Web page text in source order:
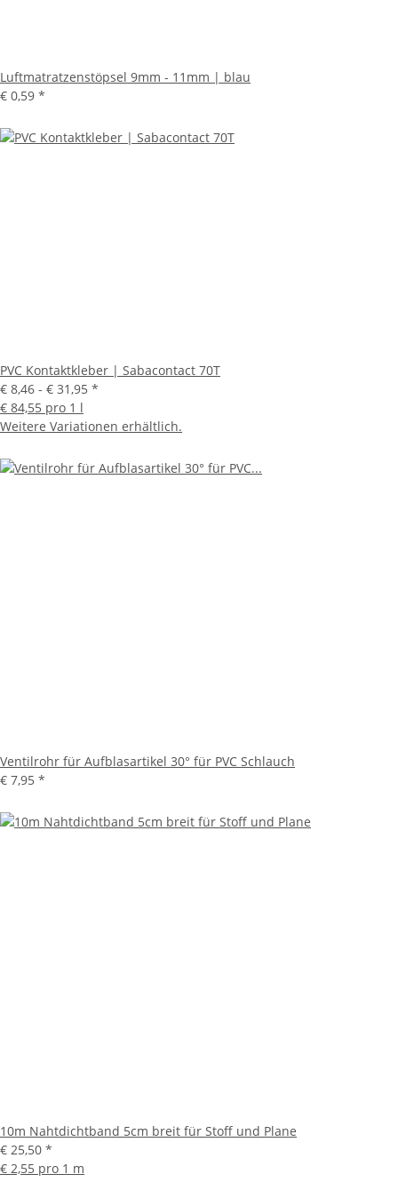
Luftmatratzenstöpsel 9mm - 11mm | blau
€ 0,59 *
PVC Kontaktkleber | Sabacontact 70T
€ 8,46 - € 31,95 *
€ 84,55 pro 1 l
Weitere Variationen erhältlich.
Ventilrohr für Aufblasartikel 30° für PVC Schlauch
€ 7,95 *
10m Nahtdichtband 5cm breit für Stoff und Plane
€ 25,50 *
€ 2,55 pro 1 m